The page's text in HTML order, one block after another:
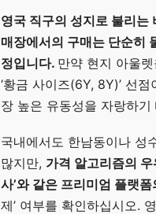
영국 직구의 성지로 불리
매장에서의 구매는 단순히
정입니다. 만약 현지 아울
‘황금 사이즈(6Y, 8Y)’ 선
장 높은 유동성을 자랑하기
국내에서도 한남동이나 성
많지만, 가격 알고리즘의 우
사’와 같은 프리미엄 플랫
제’ 여부를 확인하십시오.